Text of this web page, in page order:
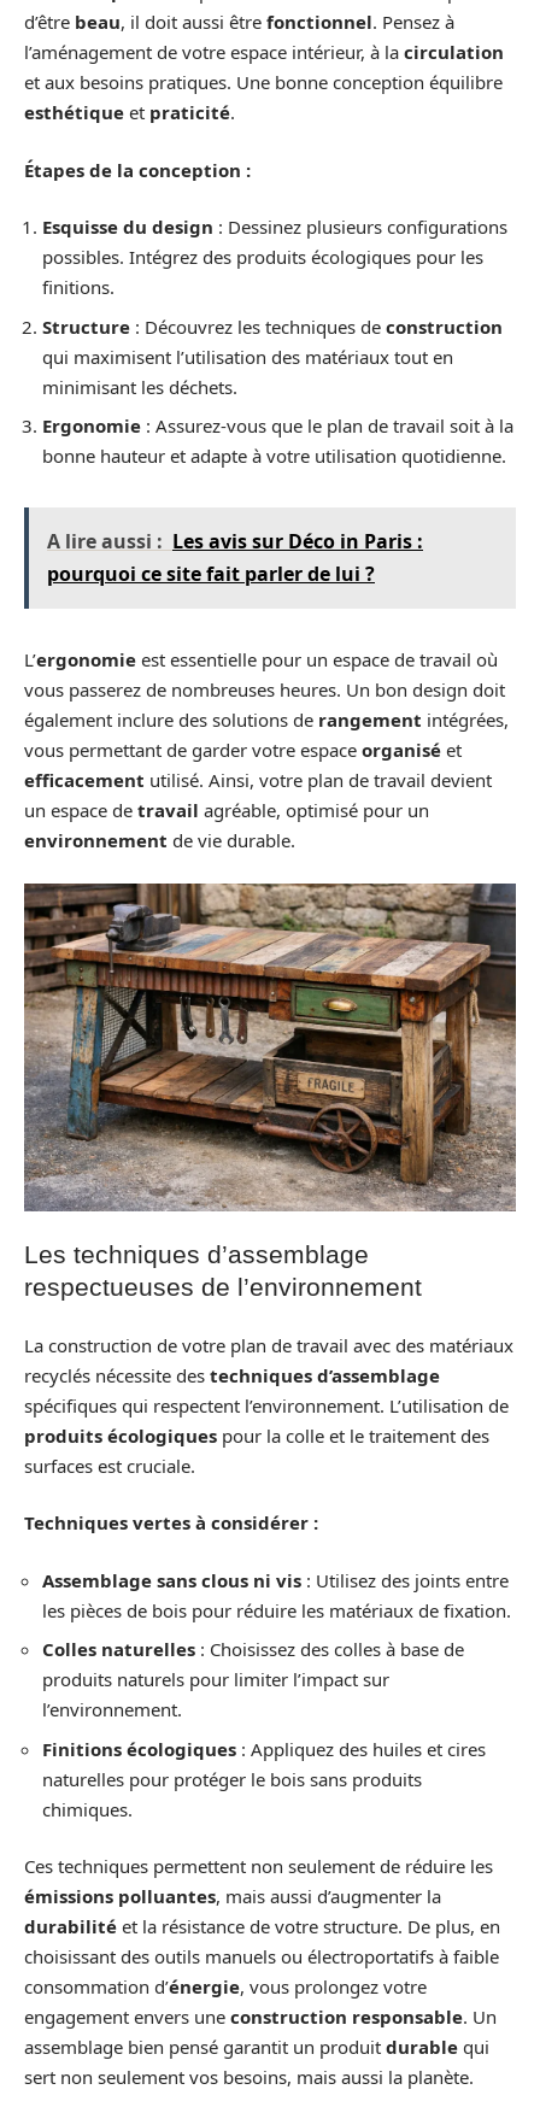
d’être beau, il doit aussi être fonctionnel. Pensez à
l’aménagement de votre espace intérieur, à la circulation
et aux besoins pratiques. Une bonne conception équilibre
esthétique et praticité.
Étapes de la conception :
Esquisse du design : Dessinez plusieurs configurations
possibles. Intégrez des produits écologiques pour les
finitions.
Structure : Découvrez les techniques de construction
qui maximisent l’utilisation des matériaux tout en
minimisant les déchets.
Ergonomie : Assurez-vous que le plan de travail soit à la
bonne hauteur et adapte à votre utilisation quotidienne.
A lire aussi : Les avis sur Déco in Paris :
pourquoi ce site fait parler de lui ?
L’ergonomie est essentielle pour un espace de travail où
vous passerez de nombreuses heures. Un bon design doit
également inclure des solutions de rangement intégrées,
vous permettant de garder votre espace organisé et
efficacement utilisé. Ainsi, votre plan de travail devient
un espace de travail agréable, optimisé pour un
environnement de vie durable.
Les techniques d’assemblage
respectueuses de l’environnement
La construction de votre plan de travail avec des matériaux
recyclés nécessite des techniques d’assemblage
spécifiques qui respectent l’environnement. L’utilisation de
produits écologiques pour la colle et le traitement des
surfaces est cruciale.
Techniques vertes à considérer :
Assemblage sans clous ni vis : Utilisez des joints entre
les pièces de bois pour réduire les matériaux de fixation.
Colles naturelles : Choisissez des colles à base de
produits naturels pour limiter l’impact sur
l’environnement.
Finitions écologiques : Appliquez des huiles et cires
naturelles pour protéger le bois sans produits
chimiques.
Ces techniques permettent non seulement de réduire les
émissions polluantes, mais aussi d’augmenter la
durabilité et la résistance de votre structure. De plus, en
choisissant des outils manuels ou électroportatifs à faible
consommation d’énergie, vous prolongez votre
engagement envers une construction responsable. Un
assemblage bien pensé garantit un produit durable qui
sert non seulement vos besoins, mais aussi la planète.